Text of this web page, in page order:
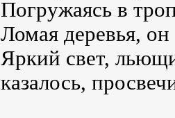
Погружаясь в
Ломая деревья,
Яркий свет,
казалось,